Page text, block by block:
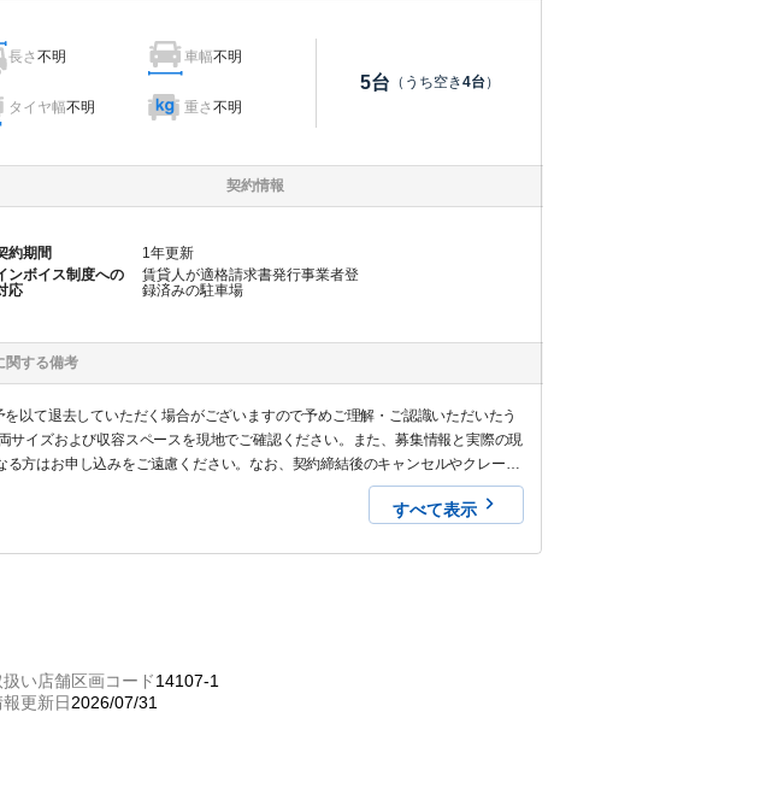
長さ不明 車幅不明
タイヤ幅不明 重さ不明
5台 （うち空き4台）
契約情報
約期間 1年更新
ンボイス制度への
応
賃貸人が適格請求書発行事業者登
録済みの駐車場
関する備考
以て退去していただく場合がございますので予めご理解・ご認識いただいたう
イズおよび収容スペースを現地でご確認ください。また、募集情報と実際の現
方はお申し込みをご遠慮ください。なお、契約締結後のキャンセルやクレーム
すべて表示
扱い店舗区画コード14107-1
報更新日2026/07/31